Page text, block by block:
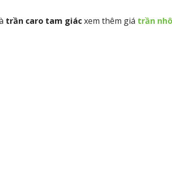
trần caro tam giácxem thêm giá trần